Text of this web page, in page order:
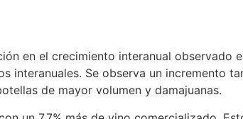
en el crecimiento interanual observado
interanuales. Se observa un incremento
de mayor volumen y damajuanas.